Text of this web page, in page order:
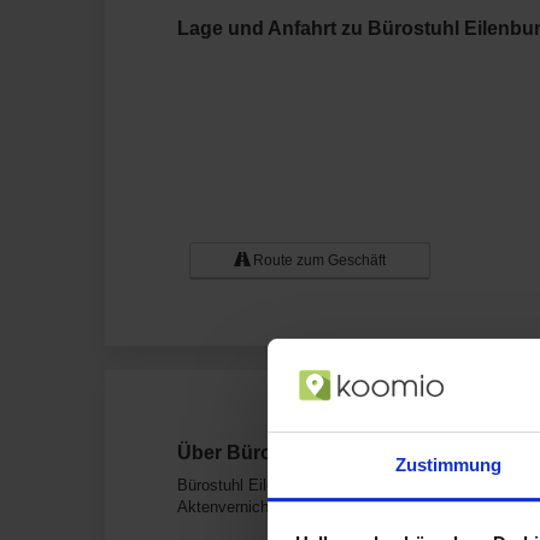
Zustimmung
Lage und Anfahrt zu Bürostuhl
Route zum Geschäft
Über Bürostuhl Eilenburg Maxim-Gorki-
Bürostuhl Eilenburg in Eilenburg ist Dein Geschäft
Aktenvernichter, Büromaterial, Bürotechnik,